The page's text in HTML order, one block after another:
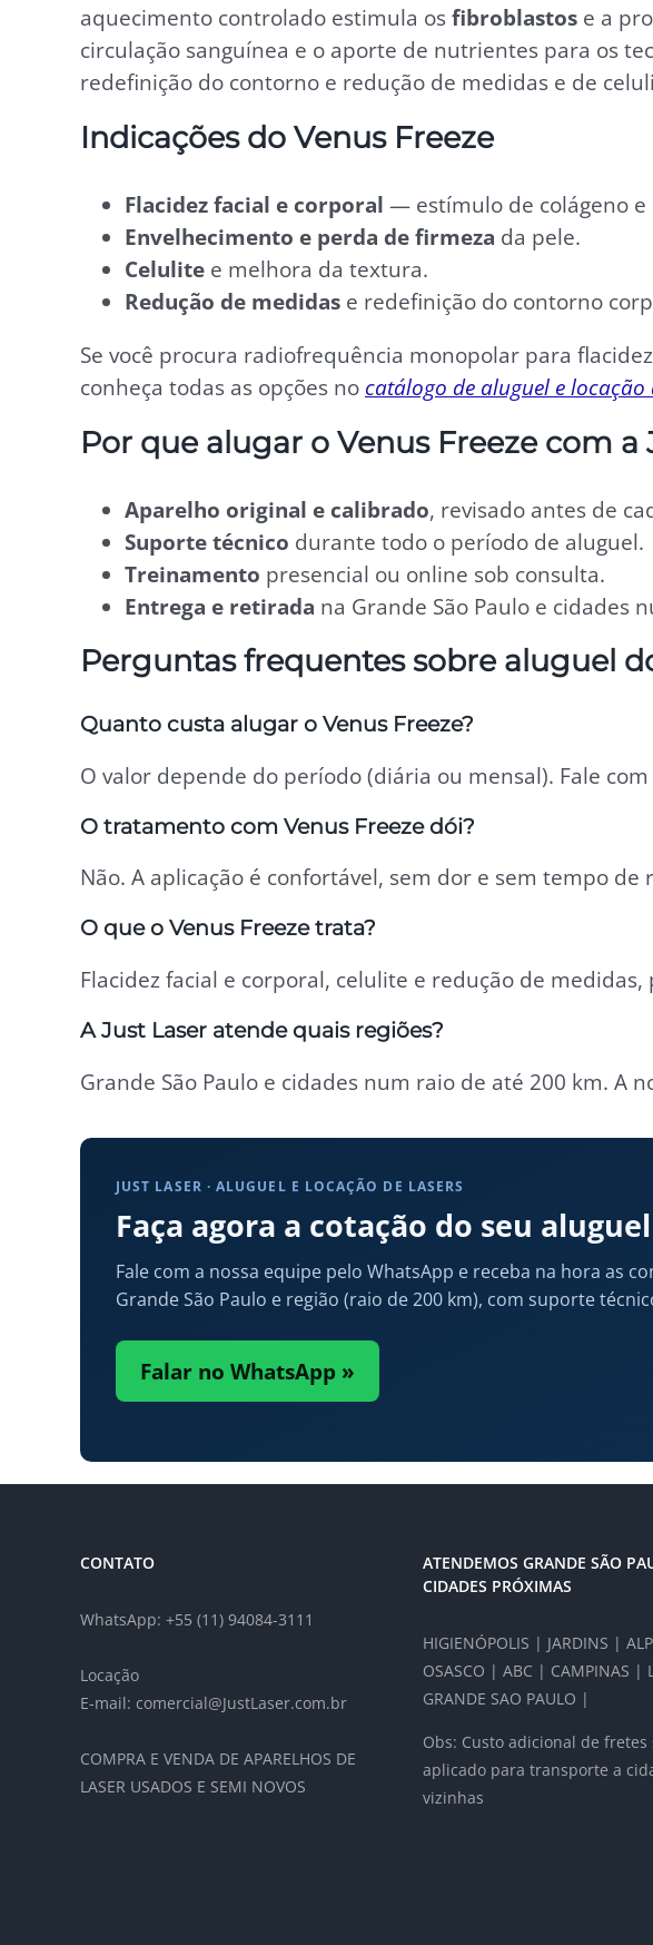
aquecimento controlado estimula os fibroblastos e a
circulação sanguínea e o aporte de nutrientes para os
redefinição do contorno e redução de medidas e de
Indicações do Venus Freeze
Flacidez facial e corporal — estímulo de colágeno e
Envelhecimento e perda de firmeza da pele.
Celulite e melhora da textura.
Redução de medidas e redefinição do contorno
Se você procura radiofrequência monopolar para
conheça todas as opções no catálogo de aluguel e locação
Por que alugar o Venus Freeze com a
Aparelho original e calibrado, revisado antes de
Suporte técnico durante todo o período de aluguel.
Treinamento presencial ou online sob consulta.
Entrega e retirada na Grande São Paulo e cidades
Perguntas frequentes sobre aluguel
Quanto custa alugar o Venus Freeze?
O valor depende do período (diária ou mensal). Fale
O tratamento com Venus Freeze dói?
Não. A aplicação é confortável, sem dor e sem tempo
O que o Venus Freeze trata?
Flacidez facial e corporal, celulite e redução de
A Just Laser atende quais regiões?
Grande São Paulo e cidades num raio de até 200 km. A
JUST LASER · ALUGUEL E LOCAÇÃO DE LASERS
Faça agora a cotação do seu
Fale com a nossa equipe pelo WhatsApp e receba na hora as
Grande São Paulo e região (raio de 200 km), com suporte
Falar no WhatsApp »
CONTATO
WhatsApp: +55 (11) 94084-3111
Locação
E-mail: comercial@JustLaser.com.br
COMPRA E VENDA DE APARELHOS DE
LASER USADOS E SEMI NOVOS
ATENDEMOS GRANDE SÃO
CIDADES PRÓXIMAS
HIGIENÓPOLIS | JARDINS |
OSASCO | ABC | CAMPINAS |
GRANDE SAO PAULO |
Obs: Custo adicional de fretes
aplicado para transporte a
vizinhas